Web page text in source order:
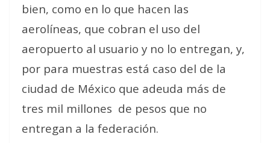
bien, como en lo que hacen las
aerolíneas, que cobran el uso del
aeropuerto al usuario y no lo entregan, y,
por para muestras está caso del de la
ciudad de México que adeuda más de
tres mil millones de pesos que no
entregan a la federación.